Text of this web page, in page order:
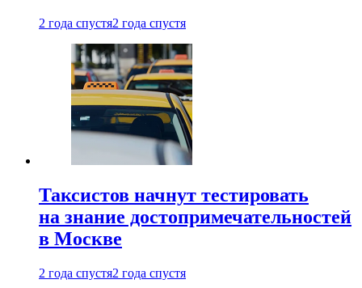
2 года спустя2 года спустя
Таксистов начнут тестировать
на знание достопримечательностей
в Москве
2 года спустя2 года спустя